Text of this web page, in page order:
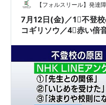
【フォルスリール】発達
7月12日(金)／1⃣不登
コギリソウ／4⃣赤い倍